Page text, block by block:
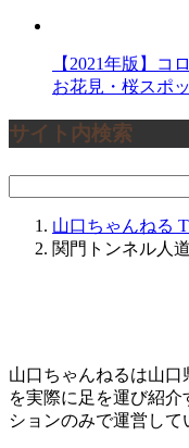
【2021年版】コ
お花見・桜スポ
サイト内検索
山口ちゃんねる
関門トンネル人
山口ちゃんねるは山口
を実際に足を運び紹
ションのみで運営して